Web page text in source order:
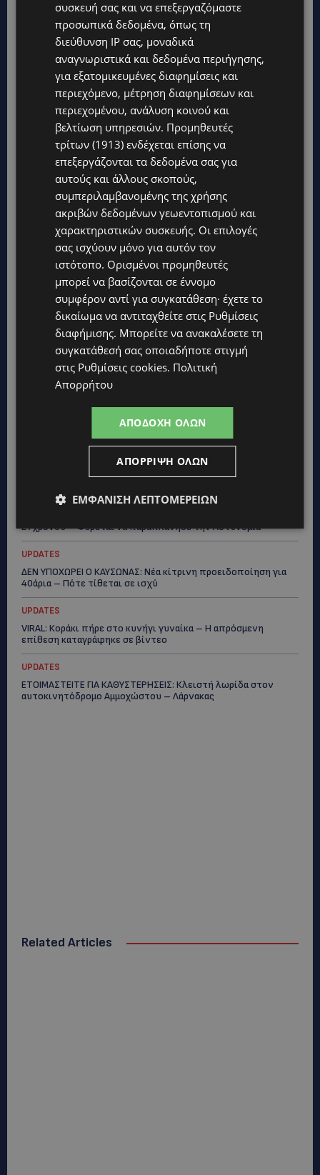
Topics
UPDATES
ΤΑΣΟΣ ΧΑΤΖΗΓΙΟΒΑΝΗΣ: Η συγκλονιστική ιστορία του
12χρονου Δημήτρη και η δωρεά των 12.500 ευρώ που του
έδωσε ελπίδα
STORIES
ΕΞΩΤΙΚΑ ΖΩΑ ΣΤΗΝ ΚΥΠΡΟ: Πότε επιτρέπεται και πότε
απαγορεύεται να έχεις μαϊμού ως κατοικίδιο – Ποια ζώα
μπορείς να διατηρείς νόμιμα
UPDATES
ΧΩΡΙΣ ΣΩΣΣΙΒΙΟ Η ΘΑΛΑΣΣΙΑ ΣΥΝΔΕΣΗ ΚΥΠΡΟΥ-ΕΛΛΑΔΑΣ:
ΜΑΡΙΝΟΣ ΚΩΝΣΤΑΝΤΙΝΙΔΗΣ: Οι πρωτοβουλίες για να
ξαναζωντανέψει η Μακαρίου και το κέντρο της Λευκωσίας-
UPDATES
27χρονου – Φέρεται να παραπλάνησε την Αστυνομία
UPDATES
ΔΕΝ ΥΠΟΧΩΡΕΙ Ο ΚΑΥΣΩΝΑΣ: Νέα κίτρινη προειδοποίηση για
40άρια – Πότε τίθεται σε ισχύ
UPDATES
VIRAL: Κοράκι πήρε στο κυνήγι γυναίκα – Η απρόσμενη
επίθεση καταγράφηκε σε βίντεο
UPDATES
ΕΤΟΙΜΑΣΤΕΙΤΕ ΓΙΑ ΚΑΘΥΣΤΕΡΗΣΕΙΣ: Κλειστή λωρίδα στον
αυτοκινητόδρομο Αμμοχώστου – Λάρνακας
Related Articles
συσκευή σας και να επεξεργαζόμαστε
προσωπικά δεδομένα, όπως τη
διεύθυνση IP σας, μοναδικά
αναγνωριστικά και δεδομένα περιήγησης,
για εξατομικευμένες διαφημίσεις και
περιεχόμενο, μέτρηση διαφημίσεων και
περιεχομένου, ανάλυση κοινού και
βελτίωση υπηρεσιών. Προμηθευτές
τρίτων (1913) ενδέχεται επίσης να
επεξεργάζονται τα δεδομένα σας για
αυτούς και άλλους σκοπούς,
συμπεριλαμβανομένης της χρήσης
ακριβών δεδομένων γεωεντοπισμού και
χαρακτηριστικών συσκευής. Οι επιλογές
σας ισχύουν μόνο για αυτόν τον
ιστότοπο. Ορισμένοι προμηθευτές
μπορεί να βασίζονται σε έννομο
συμφέρον αντί για συγκατάθεση· έχετε το
δικαίωμα να αντιταχθείτε στις Ρυθμίσεις
διαφήμισης. Μπορείτε να ανακαλέσετε τη
συγκατάθεσή σας οποιαδήποτε στιγμή
στις Ρυθμίσεις cookies. Πολιτική
Απορρήτου
ΑΠΟΔΟΧΉ ΌΛΩΝ
ΑΠΌΡΡΙΨΗ ΌΛΩΝ
ΕΜΦΆΝΙΣΗ ΛΕΠΤΟΜΕΡΕΙΏΝ